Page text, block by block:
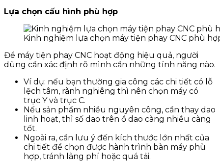
Lựa chọn cấu hình phù hợp
Kinh nghiệm lựa chọn máy tiện phay CNC phù
Để máy tiện phay CNC hoạt động hiệu quả, người
dùng cần xác định rõ mình cần những tính năng nào.
Ví dụ: nếu bạn thường gia công các chi tiết có lỗ
lệch tâm, rãnh nghiêng thì nên chọn máy có
trục Y và trục C.
Nếu sản phẩm nhiều nguyên công, cần thay dao
linh hoạt, thì số dao trên ổ dao càng nhiều càng
tốt.
Ngoài ra, cần lưu ý đến kích thước lớn nhất của
chi tiết để chọn được hành trình bàn máy phù
hợp, tránh lãng phí hoặc quá tải.